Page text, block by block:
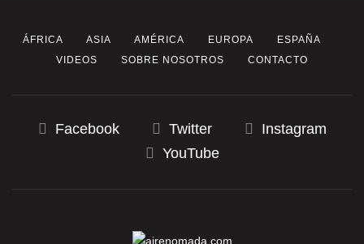
ÁFRICA ASIA AMÉRICA EUROPA
ESPAÑA
VIDEOS
SOBRE NOSOTROS CONTACTO
Facebook Twitter
Instagram
YouTube